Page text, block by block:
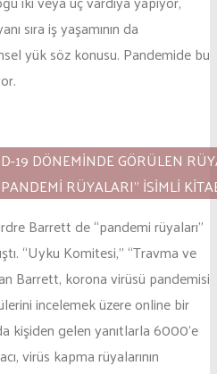
sıra iş yaşamının da
yük söz konusu. Pandemide bu
19 DÖNEMINDE GÖRÜLEN
RÜYALARI” ISIMLI
Barrett de “pandemi rüyaları”
“Uyku Komitesi,” “Travma ve
Barrett, korona virüsü pandemisi
incelemek üzere online bir
kişiden gelen yanıtlarla 6000’e
virüs kapma rüyalarının